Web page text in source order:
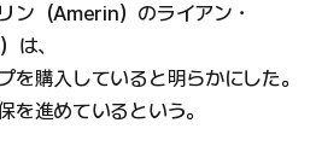
ン（Amerin）のライアン・
は、
を購入していると明らかにした。
を進めているという。